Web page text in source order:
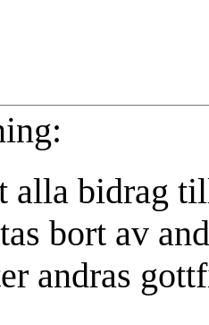
alla bidrag
bort av
andras